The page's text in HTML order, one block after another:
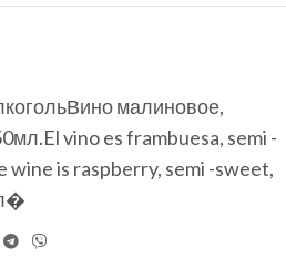
малиновое,
vino es frambuesa, semi -
wine is raspberry, semi -sweet,